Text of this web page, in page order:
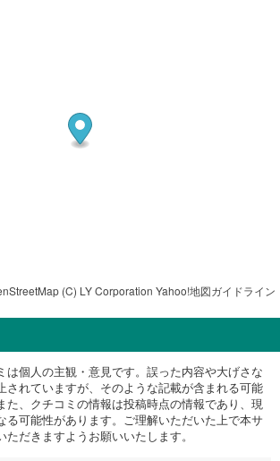
(C) LY Corporation Yahoo!地図ガイドライン
は個人の主観・意見です。誤った内容や大げさな
されていますが、そのような記載が含まれる可能
た、クチコミの情報は投稿時点の情報であり、現
る可能性があります。ご理解いただいた上で本サ
ただきますようお願いいたします。